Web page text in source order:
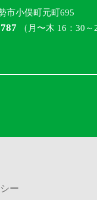
市小俣町元町695
（月〜木 16：30～
ー